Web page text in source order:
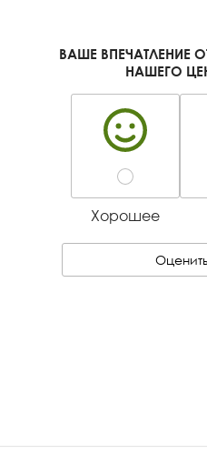
ВАШЕ ВПЕЧАТЛЕНИЕ
НАШЕГО
Хорошее
Оценить